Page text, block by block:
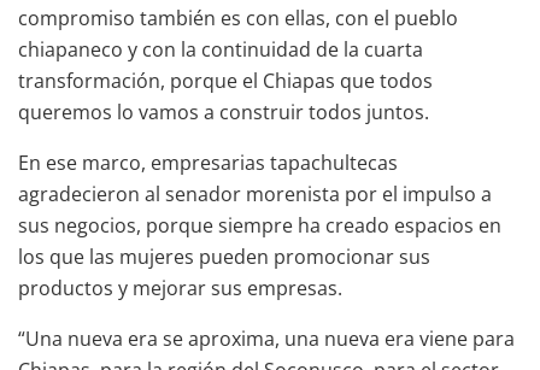
compromiso también es con ellas, con el pueblo
chiapaneco y con la continuidad de la cuarta
transformación, porque el Chiapas que todos
queremos lo vamos a construir todos juntos.
En ese marco, empresarias tapachultecas
agradecieron al senador morenista por el impulso a
sus negocios, porque siempre ha creado espacios en
los que las mujeres pueden promocionar sus
productos y mejorar sus empresas.
“Una nueva era se aproxima, una nueva era viene para